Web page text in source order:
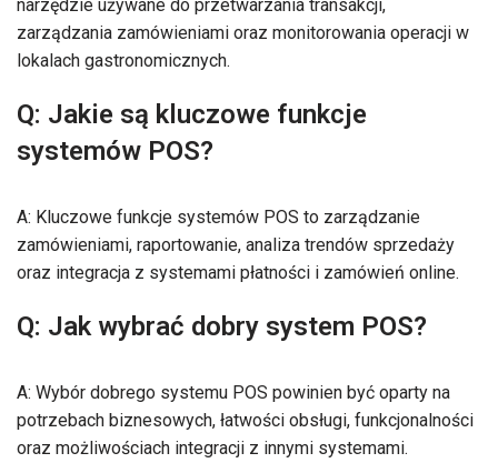
narzędzie używane do przetwarzania transakcji,
zarządzania zamówieniami oraz monitorowania operacji w
lokalach gastronomicznych.
Q: Jakie są kluczowe funkcje
systemów POS?
A: Kluczowe funkcje systemów POS to zarządzanie
zamówieniami, raportowanie, analiza trendów sprzedaży
oraz integracja z systemami płatności i zamówień online.
Q: Jak wybrać dobry system POS?
A: Wybór dobrego systemu POS powinien być oparty na
potrzebach biznesowych, łatwości obsługi, funkcjonalności
oraz możliwościach integracji z innymi systemami.